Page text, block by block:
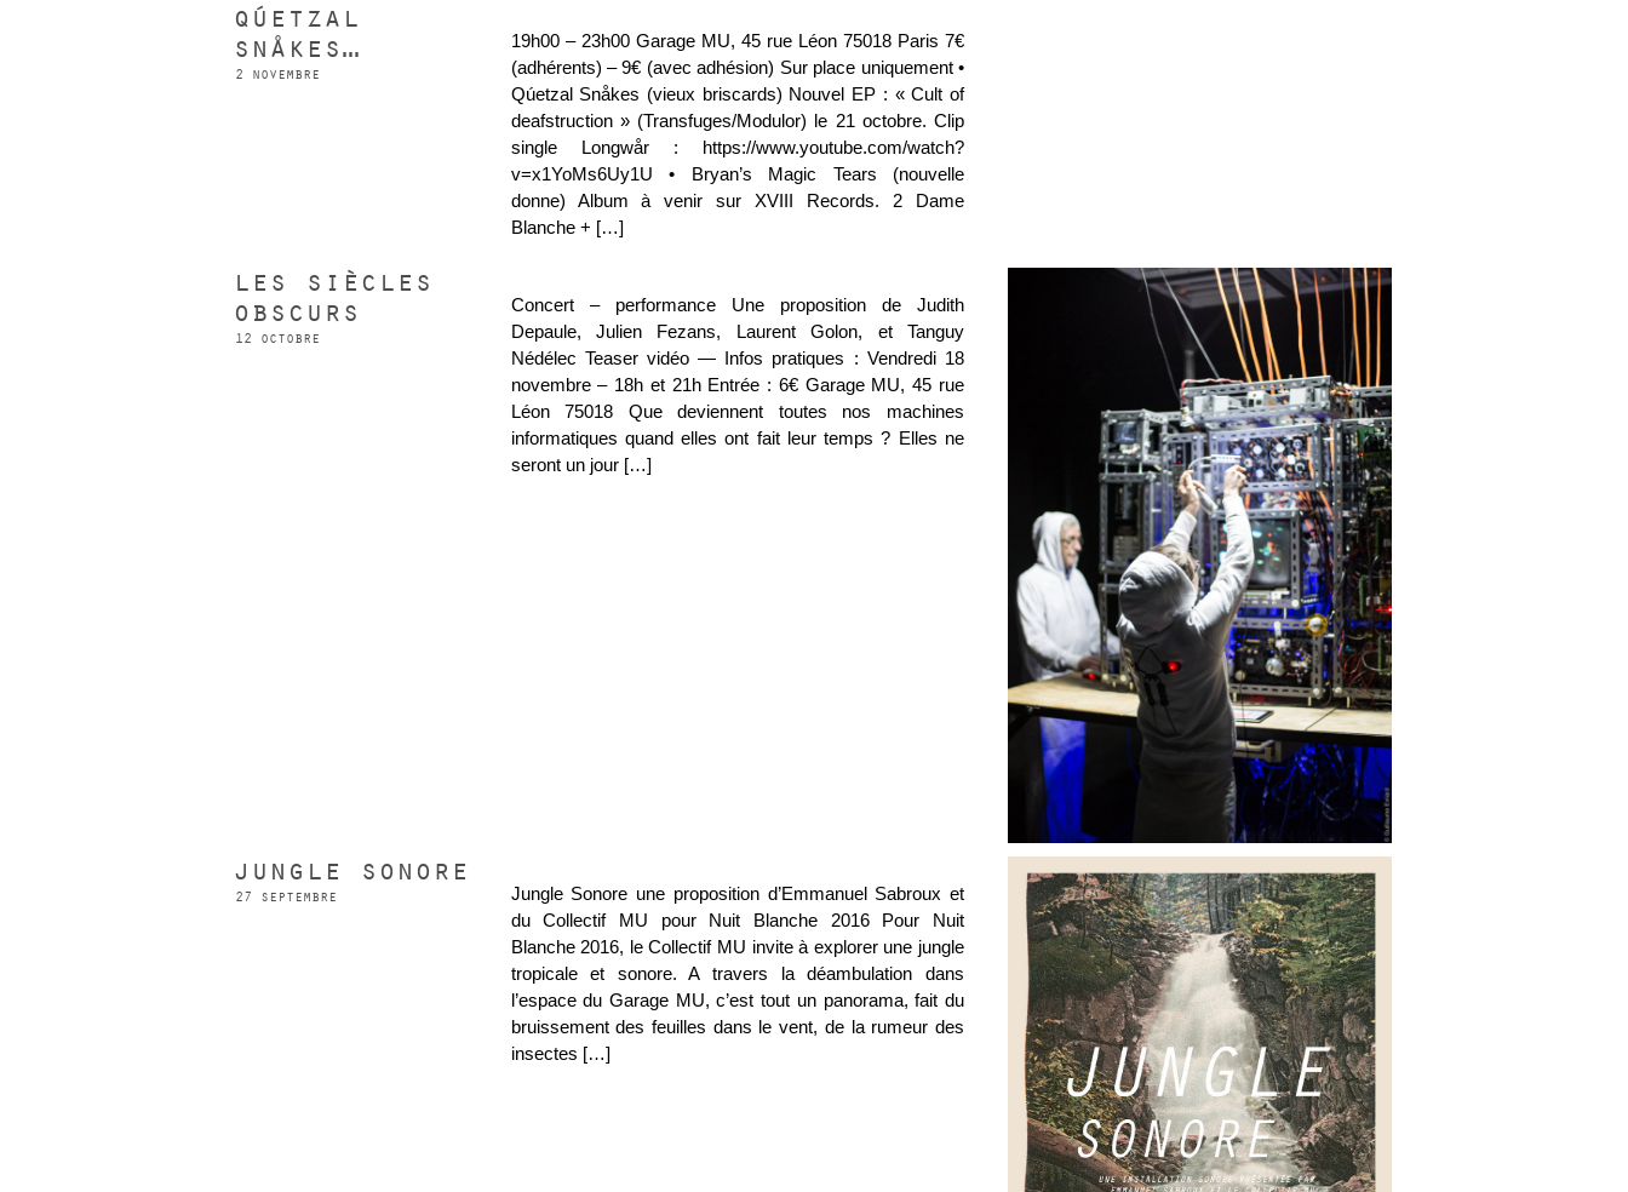
qúetzal
snåkes…
2 novembre
19h00 – 23h00 Garage MU, 45 rue Léon 75018 Paris 7€
(adhérents) – 9€ (avec adhésion) Sur place uniquement •
Qúetzal Snåkes (vieux briscards) Nouvel EP : « Cult of
deafstruction » (Transfuges/Modulor) le 21 octobre. Clip
single Longwår : https://www.youtube.com/watch?
v=x1YoMs6Uy1U • Bryan’s Magic Tears (nouvelle
donne) Album à venir sur XVIII Records. 2 Dame
Blanche + […]
les siècles
obscurs
12 octobre
Concert – performance Une proposition de Judith
Depaule, Julien Fezans, Laurent Golon, et Tanguy
Nédélec Teaser vidéo — Infos pratiques : Vendredi 18
novembre – 18h et 21h Entrée : 6€ Garage MU, 45 rue
Léon 75018 Que deviennent toutes nos machines
informatiques quand elles ont fait leur temps ? Elles ne
seront un jour […]
jungle sonore
27 septembre
Jungle Sonore une proposition d’Emmanuel Sabroux et
du Collectif MU pour Nuit Blanche 2016 Pour Nuit
Blanche 2016, le Collectif MU invite à explorer une jungle
tropicale et sonore. A travers la déambulation dans
l’espace du Garage MU, c’est tout un panorama, fait du
bruissement des feuilles dans le vent, de la rumeur des
insectes […]